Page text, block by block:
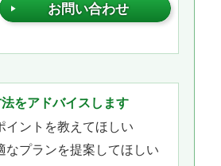
お問い合わせ
をアドバイスします
イントを教えてほしい
なプランを提案してほしい